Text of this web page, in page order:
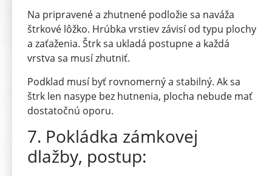
Na pripravené a zhutnené podložie sa naváža
štrkové lôžko. Hrúbka vrstiev závisí od typu plochy
a zaťaženia. Štrk sa ukladá postupne a každá
vrstva sa musí zhutniť.
Podklad musí byť rovnomerný a stabilný. Ak sa
štrk len nasype bez hutnenia, plocha nebude mať
dostatočnú oporu.
7. Pokládka zámkovej
dlažby, postup: